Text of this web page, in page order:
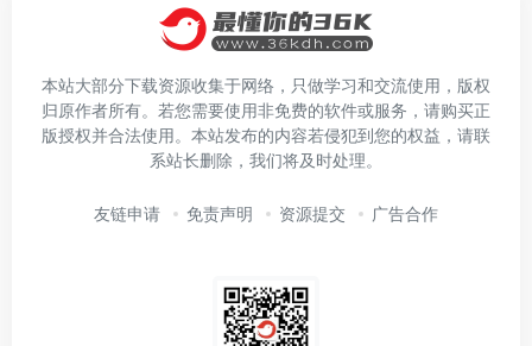
本站大部分下载资源收集于网络，只做学习和交流使用，版权
归原作者所有。若您需要使用非免费的软件或服务，请购买正
版授权并合法使用。本站发布的内容若侵犯到您的权益，请联
系站长删除，我们将及时处理。
友链申请 免责声明 资源提交 广告合作